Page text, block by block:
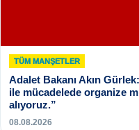
TÜM MANŞETLER
Adalet Bakanı Akın
ile mücadelede organize
alıyoruz.”
08.08.2026